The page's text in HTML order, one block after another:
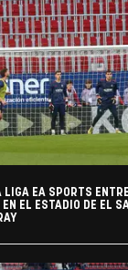
LIGA EA SPORTS
EL ESTADIO DE EL